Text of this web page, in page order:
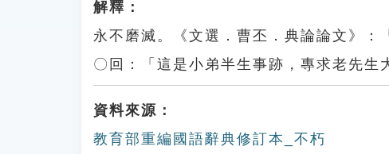
解釋：
永不磨滅。《文選．曹丕．典論論文》
〇回：「這是小弟半生事跡，專求老先
資料來源：
教育部重編國語辭典修訂本_不朽